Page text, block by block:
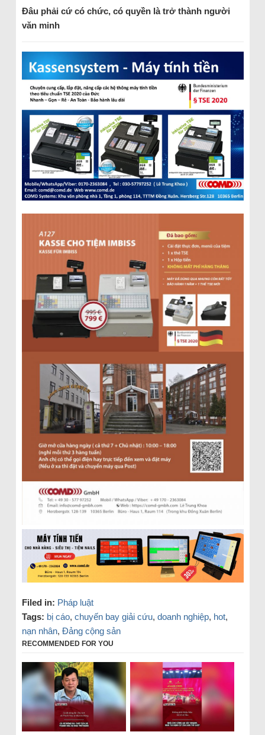
Đâu phải cứ có chức, có quyền là trở thành người
văn minh
Filed in: Pháp luật
Tags: bị cáo, chuyến bay giải cứu, doanh nghiệp, hot,
nạn nhân, Đảng cộng sản
RECOMMENDED FOR YOU